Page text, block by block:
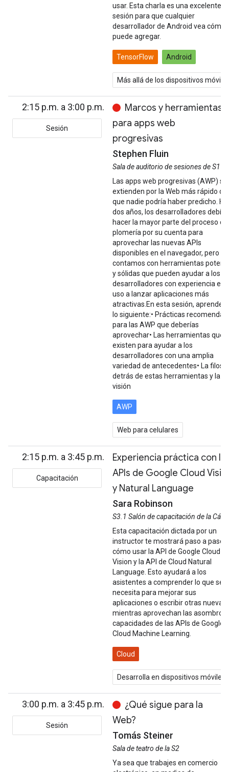
usar. Esta charla es una excelente
sesión para que cualquier
desarrollador de Android vea cómo
puede agregar.
TensorFlow Android
Más allá de los dispositivos
2:15 p.m. a 3:00 p.m.
Sesión
Marcos y herramientas
para apps web
progresivas
Stephen Fluin
Sala de auditorio de sesiones de S1
Las apps web progresivas (AWP) se
extienden por la Web más rápido de
que nadie podría haber predicho.
dos años, los desarrolladores debían
hacer la mayor parte del proceso de
plomería por su cuenta para
aprovechar las nuevas APIs
disponibles en el navegador, pero
contamos con herramientas
y sólidas que pueden ayudar a los
desarrolladores con experiencia en
uso a lanzar aplicaciones más
atractivas.En esta sesión,
lo siguiente:• Prácticas
para las AWP que deberías
aprovechar• Las herramientas que
existen para ayudar a los
desarrolladores con una amplia
variedad de antecedentes• La
detrás de estas herramientas y la
visión
AWP
Web para celulares
2:15 p.m. a 3:45 p.m.
Capacitación
Experiencia práctica con
APIs de Google Cloud
y Natural Language
Sara Robinson
S3.1 Salón de capacitación de la
Esta capacitación dictada por un
instructor te mostrará paso a paso
cómo usar la API de Google Cloud
Vision y la API de Cloud Natural
Language. Esto ayudará a los
asistentes a comprender lo que se
necesita para mejorar sus
aplicaciones o escribir otras nuevas,
mientras aprovechan las
capacidades de las APIs de Google
Cloud Machine Learning.
Cloud
Desarrolla en dispositivos móviles
3:00 p.m. a 3:45 p.m.
Sesión
¿Qué sigue para la
Web?
Tomás Steiner
Sala de teatro de la S2
Ya sea que trabajes en comercio